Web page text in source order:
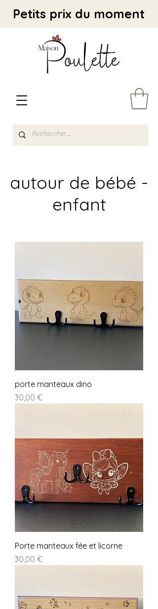
Petits prix du moment
autour de bébé -
enfant
porte manteaux dino
Prix
30,00 €
Porte manteaux fée et licorne
Prix
30,00 €